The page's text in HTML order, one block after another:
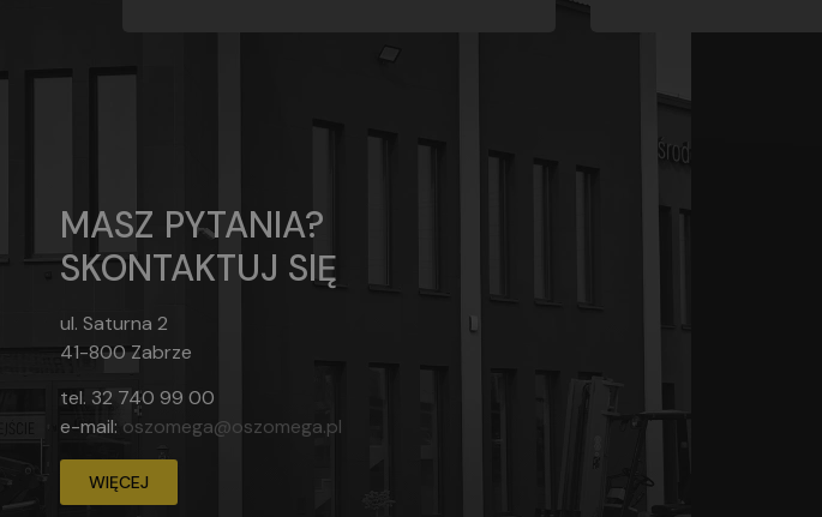
MASZ PYTANIA?
SKONTAKTUJ SIĘ
ul. Saturna 2
41-800 Zabrze
tel. 32 740 99 00
e-mail: oszomega@oszomega.pl
WIĘCEJ